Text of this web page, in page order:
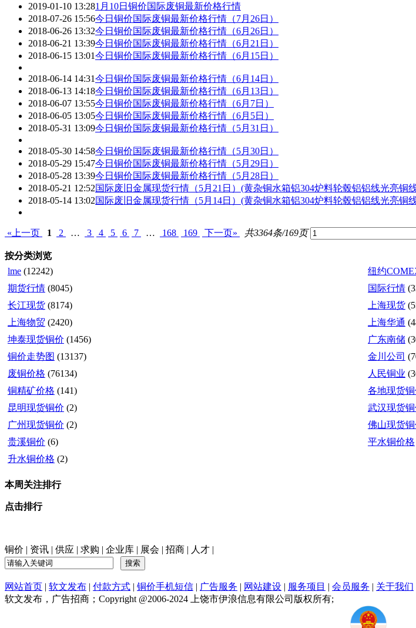
2019-01-10 13:281月10日铜价国际废铜最新价格行情
2018-07-26 15:56今日铜价国际废铜最新价格行情（7月26日）
2018-06-26 13:32今日铜价国际废铜最新价格行情（6月26日）
2018-06-21 13:39今日铜价国际废铜最新价格行情（6月21日）
2018-06-15 13:01今日铜价国际废铜最新价格行情（6月15日）
2018-06-14 14:31今日铜价国际废铜最新价格行情（6月14日）
2018-06-13 14:18今日铜价国际废铜最新价格行情（6月13日）
2018-06-07 13:55今日铜价国际废铜最新价格行情（6月7日）
2018-06-05 13:05今日铜价国际废铜最新价格行情（6月5日）
2018-05-31 13:09今日铜价国际废铜最新价格行情（5月31日）
2018-05-30 14:58今日铜价国际废铜最新价格行情（5月30日）
2018-05-29 15:47今日铜价国际废铜最新价格行情（5月29日）
2018-05-28 13:39今日铜价国际废铜最新价格行情（5月28日）
2018-05-21 12:52国际废旧金属现货行情（5月21日）(黄杂铜水箱铝304炉料轮毂铝铝线光亮铜
2018-05-14 13:02国际废旧金属现货行情（5月14日）(黄杂铜水箱铝304炉料轮毂铝铝线光亮铜
«上一页 1 2 … 3 4 5 6 7 … 168 169 下一页» 共3364条/169页
按分类浏览
lme (12242) 纽约
期货行情 (8045) 国际行情
长江现货 (8174) 上海现货
上海物贸 (2420) 上海华通
坤泰现货铜价 (1456) 广东南储
铜价走势图 (13137) 金川公司
废铜价格 (76134) 人民铜业
铜精矿价格 (141) 各地现货
昆明现货铜价 (2) 武汉现货铜
广州现货铜价 (2) 佛山现货铜
贵溪铜价 (6) 平水铜价格
升水铜价格 (2)
本周关注排行
点击排行
铜价 | 资讯 | 供应 | 求购 | 企业库 | 展会 | 招商 | 人才 |
网站首页 | 软文发布 | 付款方式 | 铜价手机短信 | 广告服务 | 网站建设 | 服务项目 | 会员服务 | 关于我们
软文发布，广告招商；Copyright @2006-2024 上饶市伊浪信息有限公司版权所有;